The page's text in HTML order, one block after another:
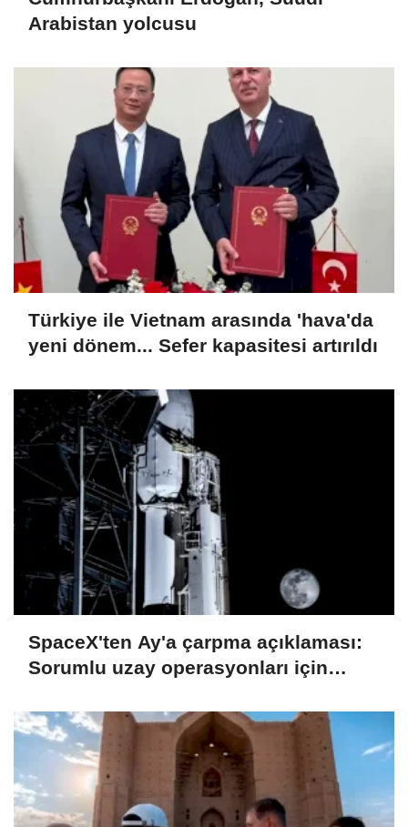
Arabistan yolcusu
Türkiye ile Vietnam arasında 'hava'da
yeni dönem... Sefer kapasitesi artırıldı
SpaceX'ten Ay'a çarpma açıklaması:
Sorumlu uzay operasyonları için